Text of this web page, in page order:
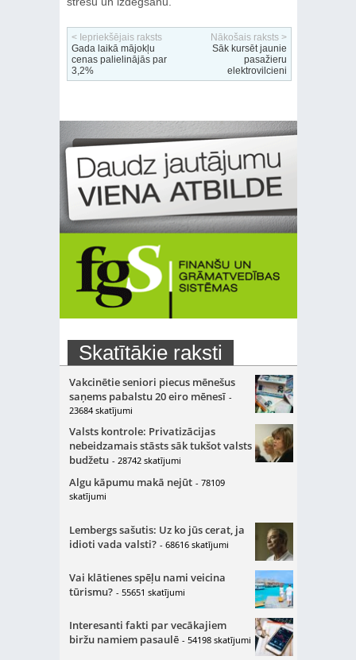
< Iepriekšējais raksts
Gada laikā mājokļu
cenas palielinājās par
3,2%
Nākošais raksts >
Sāk kursēt jaunie
pasažieru
elektrovilcieni
Skatītākie raksti
Vakcinētie seniori piecus mēnešus
saņems pabalstu 20 eiro mēnesī -
23684 skatījumi
Valsts kontrole: Privatizācijas
nebeidzamais stāsts sāk tukšot valsts
budžetu - 28742 skatījumi
Algu kāpumu makā nejūt - 78109
skatījumi
Lembergs sašutis: Uz ko jūs cerat, ja
idioti vada valsti? - 68616 skatījumi
Vai klātienes spēļu nami veicina
tūrismu? - 55651 skatījumi
Interesanti fakti par vecākajiem
biržu namiem pasaulē - 54198 skatījumi